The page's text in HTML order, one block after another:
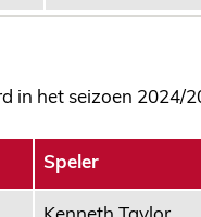
in het seizoen 2024/
Speler